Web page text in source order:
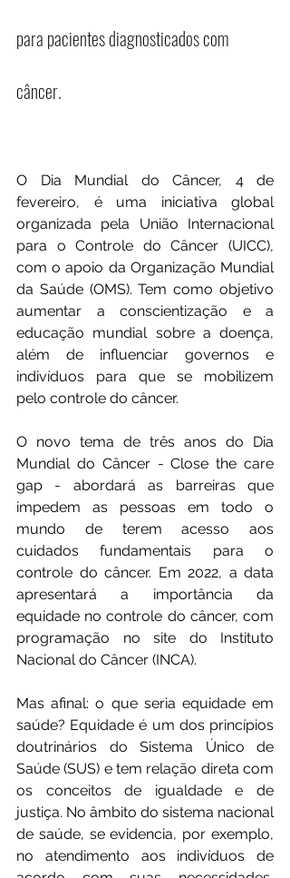
para pacientes diagnosticados com
câncer.
O Dia Mundial do Câncer, 4 de
fevereiro, é uma iniciativa global
organizada pela União Internacional
para o Controle do Câncer (UICC),
com o apoio da Organização Mundial
da Saúde (OMS). Tem como objetivo
aumentar a conscientização e a
educação mundial sobre a doença,
além de influenciar governos e
indivíduos para que se mobilizem
pelo controle do câncer.
O novo tema de três anos do Dia
Mundial do Câncer - Close the care
gap - abordará as barreiras que
impedem as pessoas em todo o
mundo de terem acesso aos
cuidados fundamentais para o
controle do câncer. Em 2022, a data
apresentará a importância da
equidade no controle do câncer, com
programação no site do Instituto
Nacional do Câncer (INCA).
Mas afinal: o que seria equidade em
saúde? Equidade é um dos princípios
doutrinários do Sistema Único de
Saúde (SUS) e tem relação direta com
os conceitos de igualdade e de
justiça. No âmbito do sistema nacional
de saúde, se evidencia, por exemplo,
no atendimento aos indivíduos de